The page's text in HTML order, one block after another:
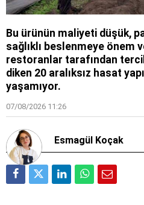
Bu ürünün maliyeti düşük,
sağlıklı beslenmeye önem
restoranlar tarafından
diken 20 aralıksız hasat
yaşamıyor.
07/08/2026 11:26
Esmagül Koçak